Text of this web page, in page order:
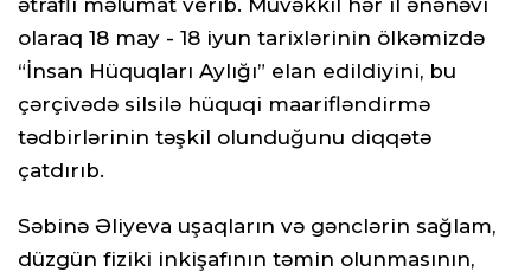
olaraq 18 may - 18 iyun tarixlərinin ölkəmizdə
“İnsan Hüquqları Aylığı” elan edildiyini, bu
çərçivədə silsilə hüquqi maarifləndirmə
tədbirlərinin təşkil olunduğunu diqqətə
çatdırıb.
Səbinə Əliyeva uşaqların və gənclərin sağlam,
düzgün fiziki inkişafının təmin olunmasının,